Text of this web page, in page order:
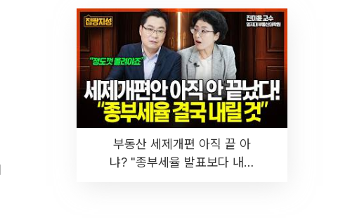
부동산 세제개편 아직 끝 아
냐? "종부세율 발표보다 내릴